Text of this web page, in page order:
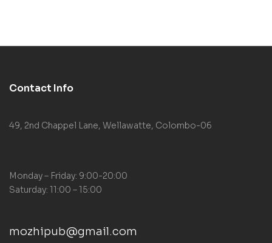
Contact Info
49, 2nd Chappel Lane, Wellawatte, Colombo-06
Monday – Friday: 9:00-20:00
Saturday: 11:00 – 15:00
mozhipub@gmail.com